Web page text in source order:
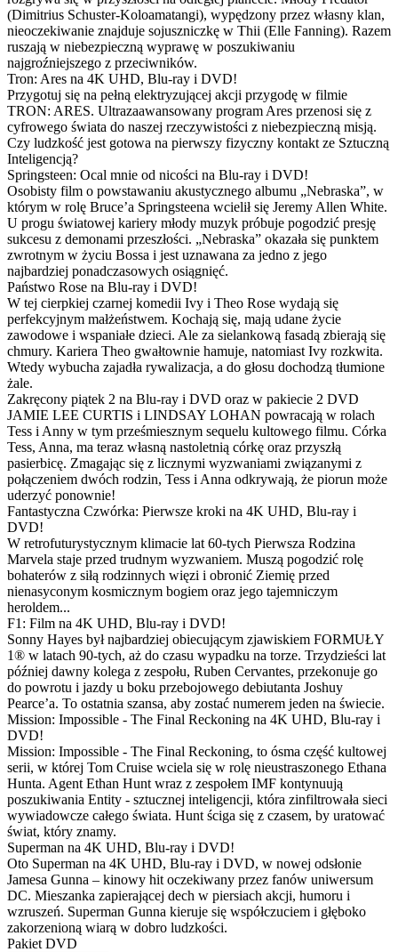
(Dimitrius Schuster-Koloamatangi), wypędzony przez własny klan,
nieoczekiwanie znajduje sojuszniczkę w Thii (Elle Fanning). Razem
ruszają w niebezpieczną wyprawę w poszukiwaniu
najgroźniejszego z przeciwników.
Tron: Ares na 4K UHD, Blu-ray i DVD!
Przygotuj się na pełną elektryzującej akcji przygodę w filmie
TRON: ARES. Ultrazaawansowany program Ares przenosi się z
cyfrowego świata do naszej rzeczywistości z niebezpieczną misją.
Czy ludzkość jest gotowa na pierwszy fizyczny kontakt ze Sztuczną
Inteligencją?
Springsteen: Ocal mnie od nicości na Blu-ray i DVD!
Osobisty film o powstawaniu akustycznego albumu „Nebraska”, w
którym w rolę Bruce’a Springsteena wcielił się Jeremy Allen White.
U progu światowej kariery młody muzyk próbuje pogodzić presję
sukcesu z demonami przeszłości. „Nebraska” okazała się punktem
zwrotnym w życiu Bossa i jest uznawana za jedno z jego
najbardziej ponadczasowych osiągnięć.
Państwo Rose na Blu-ray i DVD!
W tej cierpkiej czarnej komedii Ivy i Theo Rose wydają się
perfekcyjnym małżeństwem. Kochają się, mają udane życie
zawodowe i wspaniałe dzieci. Ale za sielankową fasadą zbierają się
chmury. Kariera Theo gwałtownie hamuje, natomiast Ivy rozkwita.
Wtedy wybucha zajadła rywalizacja, a do głosu dochodzą tłumione
żale.
Zakręcony piątek 2 na Blu-ray i DVD oraz w pakiecie 2 DVD
JAMIE LEE CURTIS i LINDSAY LOHAN powracają w rolach
Tess i Anny w tym prześmiesznym sequelu kultowego filmu. Córka
Tess, Anna, ma teraz własną nastoletnią córkę oraz przyszłą
pasierbicę. Zmagając się z licznymi wyzwaniami związanymi z
połączeniem dwóch rodzin, Tess i Anna odkrywają, że piorun może
uderzyć ponownie!
Fantastyczna Czwórka: Pierwsze kroki na 4K UHD, Blu-ray i
DVD!
W retrofuturystycznym klimacie lat 60-tych Pierwsza Rodzina
Marvela staje przed trudnym wyzwaniem. Muszą pogodzić rolę
bohaterów z siłą rodzinnych więzi i obronić Ziemię przed
nienasyconym kosmicznym bogiem oraz jego tajemniczym
heroldem...
F1: Film na 4K UHD, Blu-ray i DVD!
Sonny Hayes był najbardziej obiecującym zjawiskiem FORMUŁY
1® w latach 90-tych, aż do czasu wypadku na torze. Trzydzieści lat
później dawny kolega z zespołu, Ruben Cervantes, przekonuje go
do powrotu i jazdy u boku przebojowego debiutanta Joshuy
Pearce’a. To ostatnia szansa, aby zostać numerem jeden na świecie.
Mission: Impossible - The Final Reckoning na 4K UHD, Blu-ray i
DVD!
Mission: Impossible - The Final Reckoning, to ósma część kultowej
serii, w której Tom Cruise wciela się w rolę nieustraszonego Ethana
Hunta. Agent Ethan Hunt wraz z zespołem IMF kontynuują
poszukiwania Entity - sztucznej inteligencji, która zinfiltrowała sieci
wywiadowcze całego świata. Hunt ściga się z czasem, by uratować
świat, który znamy.
Superman na 4K UHD, Blu-ray i DVD!
Oto Superman na 4K UHD, Blu-ray i DVD, w nowej odsłonie
Jamesa Gunna – kinowy hit oczekiwany przez fanów uniwersum
DC. Mieszanka zapierającej dech w piersiach akcji, humoru i
wzruszeń. Superman Gunna kieruje się współczuciem i głęboko
zakorzenioną wiarą w dobro ludzkości.
Pakiet DVD